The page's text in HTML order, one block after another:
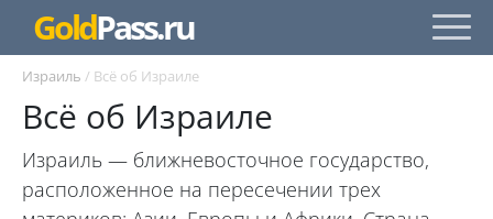
GoldPass.ru
Израиль / Всё об Израиле
Всё об Израиле
Израиль — ближневосточное государство,
расположенное на пересечении трех